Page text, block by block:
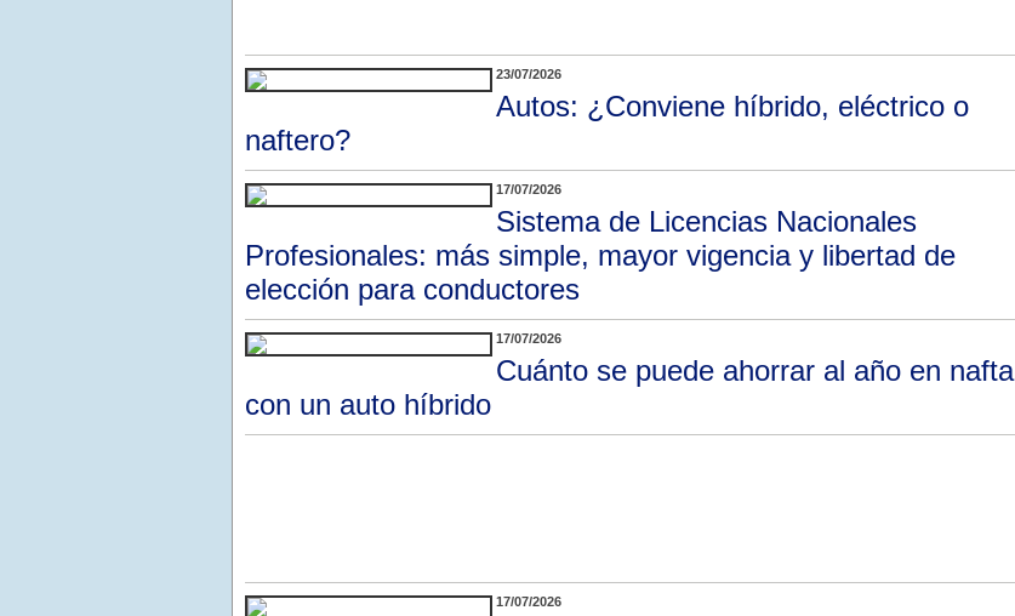
23/07/2026
Autos: ¿Conviene híbrido, eléctrico o
naftero?
17/07/2026
Sistema de Licencias Nacionales
Profesionales: más simple, mayor vigencia y libertad de
elección para conductores
17/07/2026
Cuánto se puede ahorrar al año en nafta
con un auto híbrido
17/07/2026